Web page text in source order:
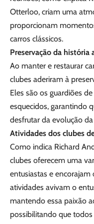
Otterloo, criam uma
proporcionam
carros clássicos.
Preservação da
Ao manter e restaurar
clubes aderiram à
Eles são os guardiões
esquecidos, garantindo
desfrutar da evolução
Atividades dos clubes
Como indica Richard
clubes oferecem uma
entusiastas e encorajam
atividades avivam o
mantendo essa paixão
possibilitando que